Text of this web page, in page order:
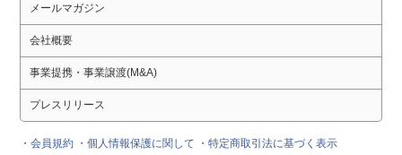
メールマガジン
会社概要
事業提携・事業譲渡(M&A)
プレスリリース
・会員規約 ・個人情報保護に関して ・特定商取引法に基づく表示